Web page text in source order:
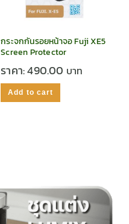
กระจกกันรอยหน้าจอ Fuji XE5
Screen Protector
ราคา:490.00
Add to cart